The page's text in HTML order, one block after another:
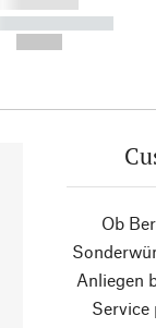
-----------
Ob
Anliegen
Service